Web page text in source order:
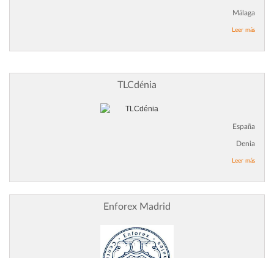
Málaga
Leer más
TLCdénia
España
Denia
Leer más
Enforex Madrid